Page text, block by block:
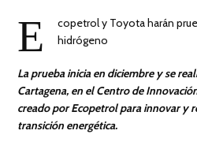
E
copetrol y Toyota harán
hidrógeno
La prueba inicia en diciembre y se
Cartagena, en el Centro de
creado por Ecopetrol para innovar y
transición energética.